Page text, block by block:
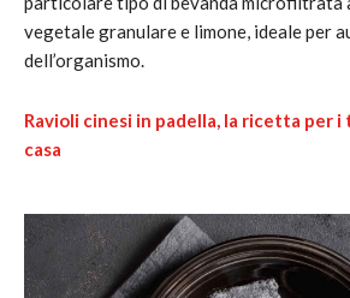
vegetale granulare e limone, ideale per
dell’organismo.
Ravioli cinesi in padella, la ricetta per
casa